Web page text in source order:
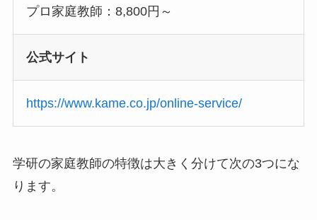
プロ家庭教師：8,800円～
公式サイト
https://www.kame.co.jp/online-service/
学研の家庭教師の特徴は大きく分けて次の3つにな
ります。